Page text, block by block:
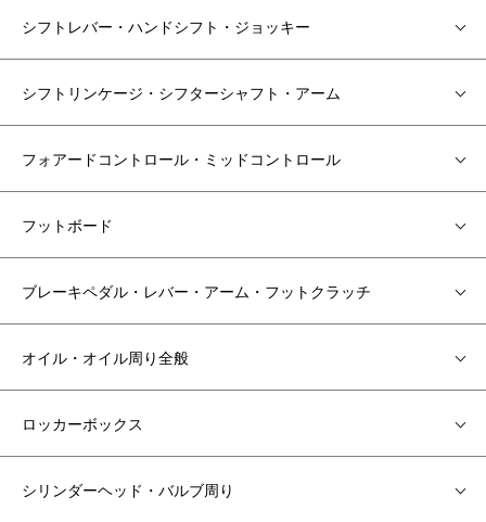
シフトレバー・ハンドシフト・ジョッキー
シフトリンケージ・シフターシャフト・アーム
フォアードコントロール・ミッドコントロール
フットボード
ブレーキペダル・レバー・アーム・フットクラッチ
オイル・オイル周り全般
ロッカーボックス
シリンダーヘッド・バルブ周り